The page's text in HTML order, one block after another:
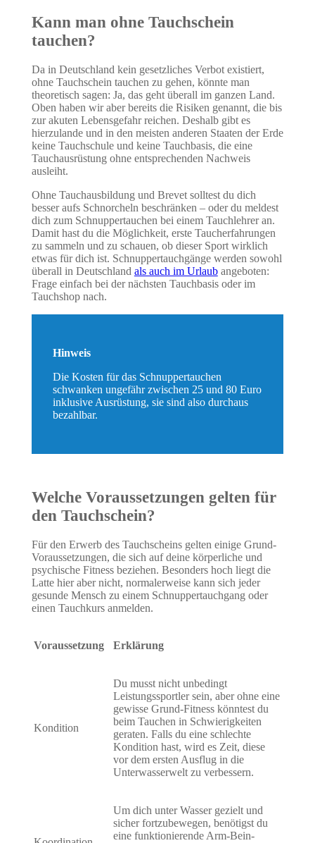
Kann man ohne Tauchschein
tauchen?
Da in Deutschland kein gesetzliches Verbot existiert,
ohne Tauchschein tauchen zu gehen, könnte man
theoretisch sagen: Ja, das geht überall im ganzen Land.
Oben haben wir aber bereits die Risiken genannt, die bis
zur akuten Lebensgefahr reichen. Deshalb gibt es
hierzulande und in den meisten anderen Staaten der Erde
keine Tauchschule und keine Tauchbasis, die eine
Tauchausrüstung ohne entsprechenden Nachweis
ausleiht.
Ohne Tauchausbildung und Brevet solltest du dich
besser aufs Schnorcheln beschränken – oder du meldest
dich zum Schnuppertauchen bei einem Tauchlehrer an.
Damit hast du die Möglichkeit, erste Taucherfahrungen
zu sammeln und zu schauen, ob dieser Sport wirklich
etwas für dich ist. Schnuppertauchgänge werden sowohl
überall in Deutschland als auch im Urlaubangeboten:
Frage einfach bei der nächsten Tauchbasis oder im
Tauchshop nach.
Hinweis
Die Kosten für das Schnuppertauchen
schwanken ungefähr zwischen 25 und 80 Euro
inklusive Ausrüstung, sie sind also durchaus
bezahlbar.
Welche Voraussetzungen gelten für
den Tauchschein?
Für den Erwerb des Tauchscheins gelten einige Grund-
Voraussetzungen, die sich auf deine körperliche und
psychische Fitness beziehen. Besonders hoch liegt die
Latte hier aber nicht, normalerweise kann sich jeder
gesunde Mensch zu einem Schnuppertauchgang oder
einen Tauchkurs anmelden.
Voraussetzung Erklärung
Kondition
Du musst nicht unbedingt
Leistungssportler sein, aber ohne eine
gewisse Grund-Fitness könntest du
beim Tauchen in Schwierigkeiten
geraten. Falls du eine schlechte
Kondition hast, wird es Zeit, diese
vor dem ersten Ausflug in die
Unterwasserwelt zu verbessern.
Um dich unter Wasser gezielt und
sicher fortzubewegen, benötigst du
eine funktionierende Arm-Bein-